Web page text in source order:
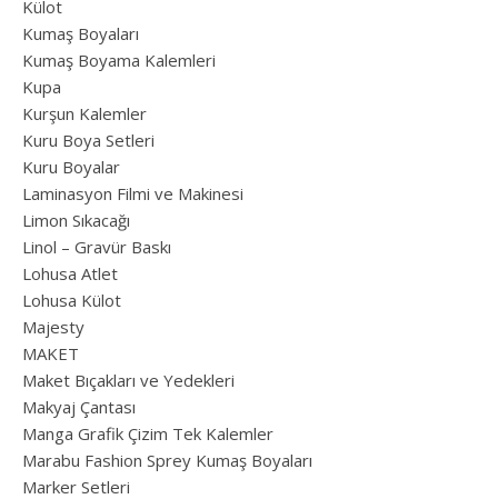
Külot
Kumaş Boyaları
Kumaş Boyama Kalemleri
Kupa
Kurşun Kalemler
Kuru Boya Setleri
Kuru Boyalar
Laminasyon Filmi ve Makinesi
Limon Sıkacağı
Linol – Gravür Baskı
Lohusa Atlet
Lohusa Külot
Majesty
MAKET
Maket Bıçakları ve Yedekleri
Makyaj Çantası
Manga Grafik Çizim Tek Kalemler
Marabu Fashion Sprey Kumaş Boyaları
Marker Setleri